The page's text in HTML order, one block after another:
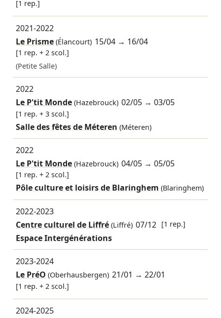
[1 rep.]
2021-2022
Le Prisme(Élancourt) 15/04 → 16/04
[1 rep. + 2 scol.]
(Petite Salle)
2022
Le P'tit Monde(Hazebrouck) 02/05 →03/05
[1 rep. + 3 scol.]
Salle des fêtes de Méteren (Méteren)
2022
Le P'tit Monde(Hazebrouck) 04/05 →05/05
[1 rep. + 2 scol.]
Pôle culture et loisirs de Blaringhem (Blaringhem)
2022-2023
Centre culturel de Liffré(Liffré) 07/12 [1 rep.]
Espace Intergénérations
2023-2024
Le PréO (Oberhausbergen) 21/01 →22/01
[1 rep. + 2 scol.]
2024-2025